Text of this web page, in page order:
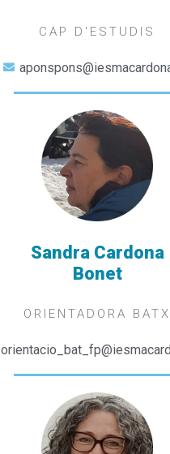
CAP D'ESTUDIS
Sandra Cardona
Bonet
ORIENTADORA BATX